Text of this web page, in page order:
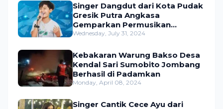
Singer Dangdut dari Kota Pudak
Gresik Putra Angkasa
Gemparkan Permusikan
Dangdut Indonesia
Wednesday, July 31, 2024
Kebakaran Warung Bakso Desa
Kendal Sari Sumobito Jombang
Berhasil di Padamkan
Monday, April 08, 2024
Singer Cantik Cece Ayu dari